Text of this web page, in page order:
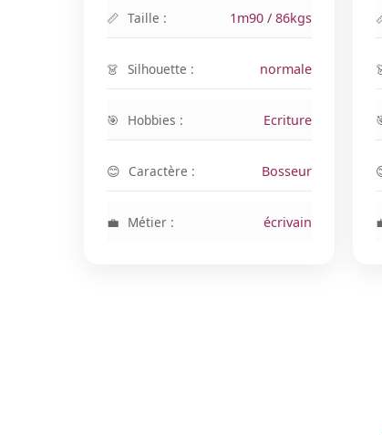
Taille : 1m90 / 86kgs
Silhouette : normale
Hobbies : Ecriture
Caractère : Bosseur
Métier : écrivain